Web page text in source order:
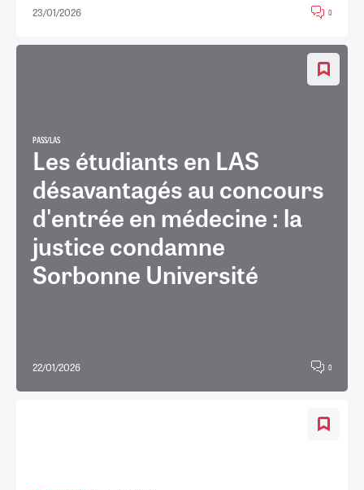
23/01/2026 0
PASS/LAS
Les étudiants en LAS
désavantagés au concours
d'entrée en médecine : la
justice condamne
Sorbonne Université
22/01/2026 0